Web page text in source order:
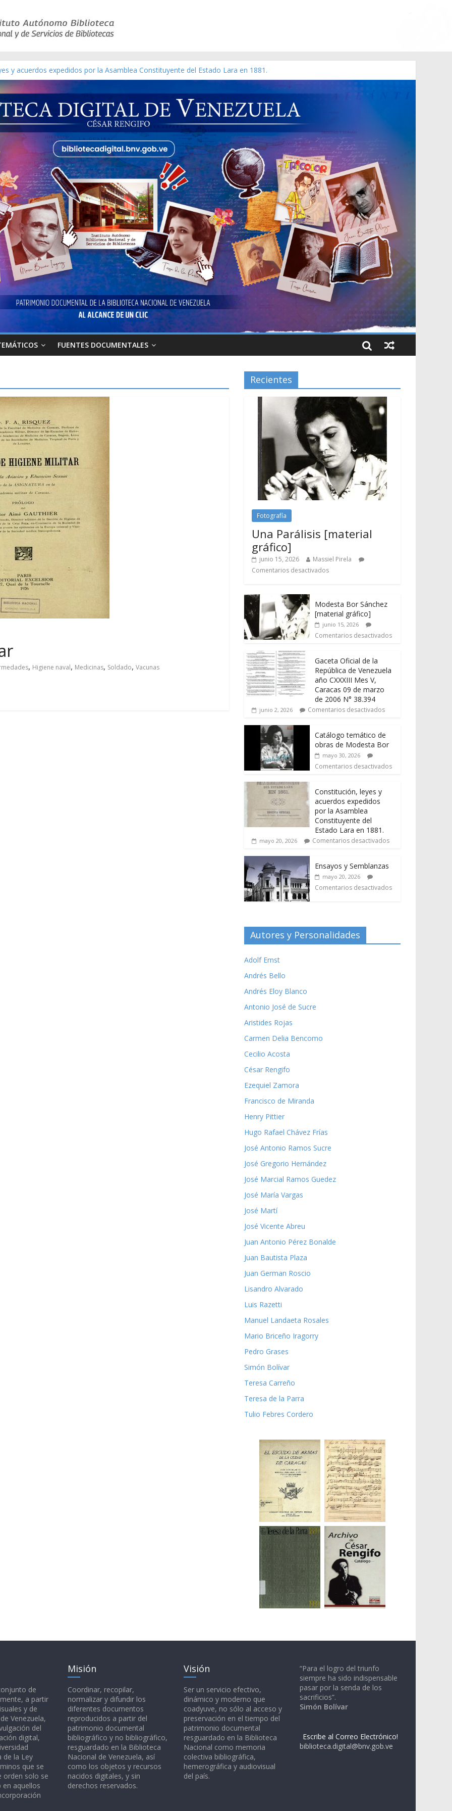
y acuerdos expedidos por la Asamblea Constituyente del Estado Lara en 1881.
gráfico]
[material gráfico]
la República de Venezuela año CXXXIII Mes V, Caracas 09 de marzo de 2006 N° 38.394
de obras de Modesta Bor
FUENTES DOCUMENTALES
, Higiene naval, Medicinas, Soldado, Vacunas
Recientes
Fotografía
Una Parálisis [material
gráfico]
junio 15, 2026
Massiel Pirela
Comentarios desactivados
Modesta Bor Sánchez
[material gráfico]
junio 15, 2026
Comentarios desactivados
Gaceta Oficial de la
República de Venezuela
año CXXXIII Mes V,
Caracas 09 de marzo
de 2006 N° 38.394
junio 2, 2026 Comentarios desactivados
Catálogo temático de
obras de Modesta Bor
mayo 30, 2026
Comentarios desactivados
Constitución, leyes y
acuerdos expedidos
por la Asamblea
Constituyente del
Estado Lara en 1881.
mayo 20, 2026 Comentarios desactivados
Ensayos y Semblanzas
mayo 20, 2026
Comentarios desactivados
Autores y Personalidades
Adolf Ernst
Andrés Bello
Andrés Eloy Blanco
Antonio José de Sucre
Aristides Rojas
Carmen Delia Bencomo
Cecilio Acosta
César Rengifo
Ezequiel Zamora
Francisco de Miranda
Henry Pittier
Hugo Rafael Chávez Frías
José Antonio Ramos Sucre
José Gregorio Hernández
José Marcial Ramos Guedez
José María Vargas
José Martí
José Vicente Abreu
Juan Antonio Pérez Bonalde
Juan Bautista Plaza
Juan German Roscio
Lisandro Alvarado
Luis Razetti
Manuel Landaeta Rosales
Mario Briceño Iragorry
Pedro Grases
Simón Bolívar
Teresa Carreño
Teresa de la Parra
Tulio Febres Cordero
de
a partir
y de
Venezuela,
del
digital,
de la Ley
que se
orden solo se
aquellos
Misión
Coordinar, recopilar,
normalizar y difundir los
diferentes documentos
reproducidos a partir del
patrimonio documental
bibliográfico y no bibliográfico,
resguardado en la Biblioteca
Nacional de Venezuela, así
como los objetos y recursos
nacidos digitales, y sin
derechos reservados.
Visión
Ser un servicio efectivo,
dinámico y moderno que
coadyuve, no sólo al acceso y
preservación en el tiempo del
patrimonio documental
resguardado en la Biblioteca
Nacional como memoria
colectiva bibliográfica,
hemerográfica y audiovisual
del país.
“Para el logro del triunfo
siempre ha sido indispensable
pasar por la senda de los
sacrificios”.
Simón Bolívar
Escribe al Correo Electrónico!
biblioteca.digital@bnv.gob.ve